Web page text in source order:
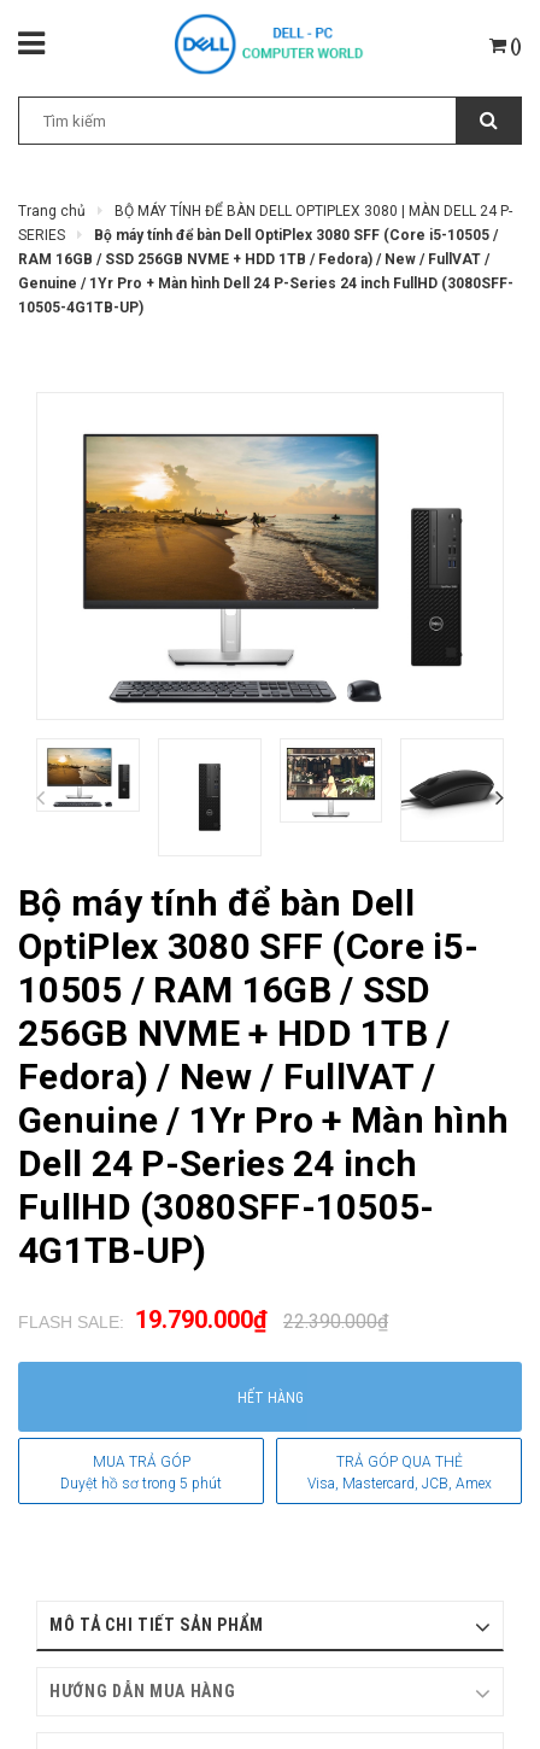
()
Trang chủ
BỘ MÁY TÍNH ĐỂ BÀN DELL OPTIPLEX 3080 | MÀN DELL 24 P-
SERIES
Bộ máy tính để bàn Dell OptiPlex 3080 SFF (Core i5-10505 /
RAM 16GB / SSD 256GB NVME + HDD 1TB / Fedora) / New / FullVAT /
Genuine / 1Yr Pro + Màn hình Dell 24 P-Series 24 inch FullHD (3080SFF-
10505-4G1TB-UP)
Bộ máy tính để bàn Dell
OptiPlex 3080 SFF (Core i5-
10505 / RAM 16GB / SSD
256GB NVME + HDD 1TB /
Fedora) / New / FullVAT /
Genuine / 1Yr Pro + Màn hình
Dell 24 P-Series 24 inch
FullHD (3080SFF-10505-
4G1TB-UP)
FLASH SALE: 19.790.000₫ 22.390.000₫
HẾT HÀNG
MUA TRẢ GÓP
Duyệt hồ sơ trong 5 phút
TRẢ GÓP QUA THẺ
Visa, Mastercard, JCB, Amex
MÔ TẢ CHI TIẾT SẢN PHẨM
HƯỚNG DẪN MUA HÀNG